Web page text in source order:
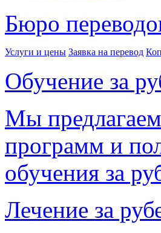
Бюро
Услуги и цены Заявка на перевод
Обучение за
Мы
программ и
обучения за
Лечение за